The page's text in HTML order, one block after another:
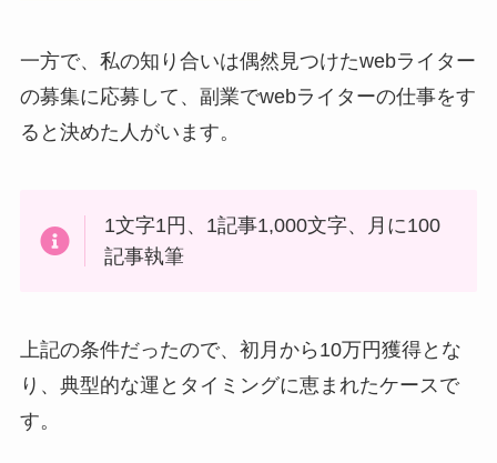
一方で、私の知り合いは偶然見つけたwebライター
の募集に応募して、副業でwebライターの仕事をす
ると決めた人がいます。
1文字1円、1記事1,000文字、月に100
記事執筆
上記の条件だったので、初月から10万円獲得とな
り、典型的な運とタイミングに恵まれたケースで
す。